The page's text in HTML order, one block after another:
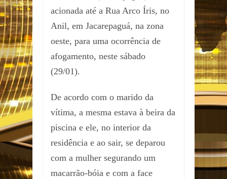
acionada até a Rua Arco Íris, no
Anil, em Jacarepaguá, na zona
oeste, para uma ocorrência de
afogamento, neste sábado
(29/01).
De acordo com o marido da
vítima, a mesma estava à beira da
piscina e ele, no interior da
residência e ao sair, se deparou
com a mulher segurando um
macarrão-bóia e com a face